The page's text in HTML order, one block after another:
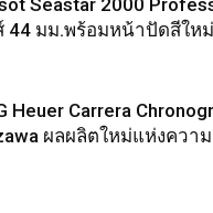
44 มม.พร้อมหน้าปัดสีใหม่
Heuer Carrera
ผลผลิตใหม่แห่งควา